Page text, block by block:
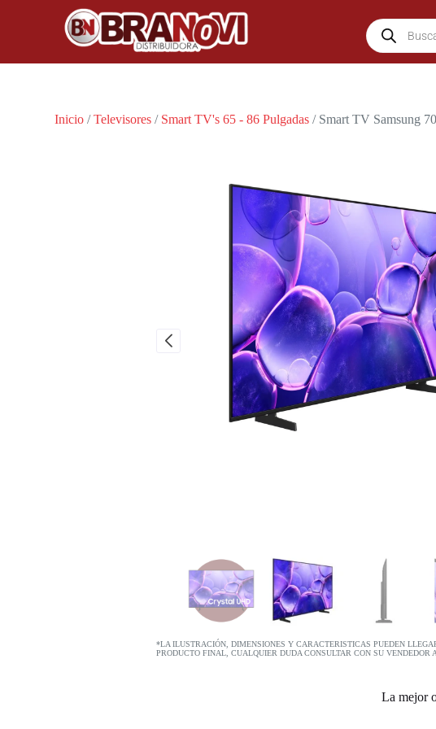
Inicio /Televisores / Smart TV's 65 - 86 Pulgadas / Smart TV Samsung
*LA ILUSTRACIÓN, DIMENSIONES Y CARACTERISTICAS PUEDEN
PRODUCTO FINAL, CUALQUIER DUDA CONSULTAR CON SU VENDEDOR
La mejor